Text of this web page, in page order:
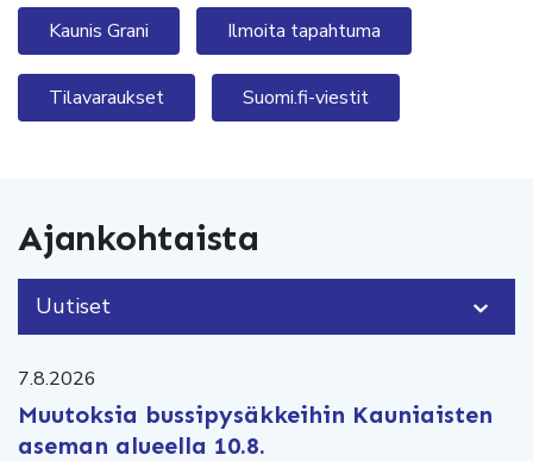
Kaunis Grani Ilmoita tapahtuma
Tilavaraukset Suomi.fi-viestit
Ajankohtaista
Uutiset
7.8.2026
Muutoksia bussipysäkkeihin Kauniaisten
aseman alueella 10.8.